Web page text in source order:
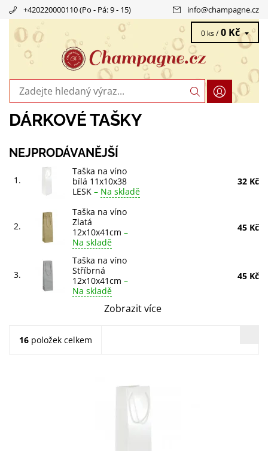
+420220000110 (Po - Pá: 9 - 15) info@champagne.cz
0 ks / 0 Kč
DÁRKOVÉ TAŠKY
NEJPRODÁVANĚJŠÍ
1.
Taška na víno
bílá 11x10x38
LESK – Na skladě
32 Kč
2.
Taška na víno
Zlatá
12x10x41cm –
Na skladě
45 Kč
3.
Taška na víno
Stříbrná
12x10x41cm –
Na skladě
45 Kč
Zobrazit více
16 položek celkem
dokonalé dárkové balení. Kupte nyní!